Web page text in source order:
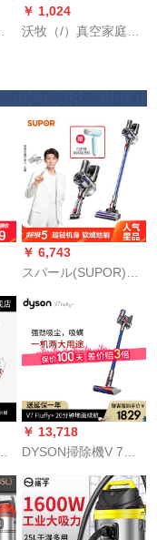
￥ 1,024
沃牧（/）真空家庭掃
除機家庭用赤
￥ 6,743
スパール(SUPOR)ハ
用スタード式充電ペ
ースト家庭用VCS 63-
CS 10
T
￥ 13,718
DYSON掃除機V 7
庭用無線V 7 Fuffyア
プレットの入力元